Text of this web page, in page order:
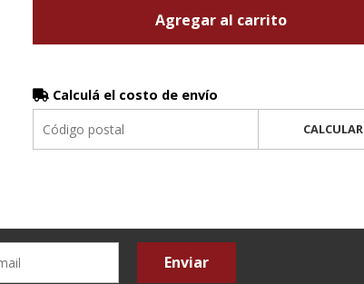
Agregar al carrito
Calculá el costo de envío
CALCULAR
Enviar